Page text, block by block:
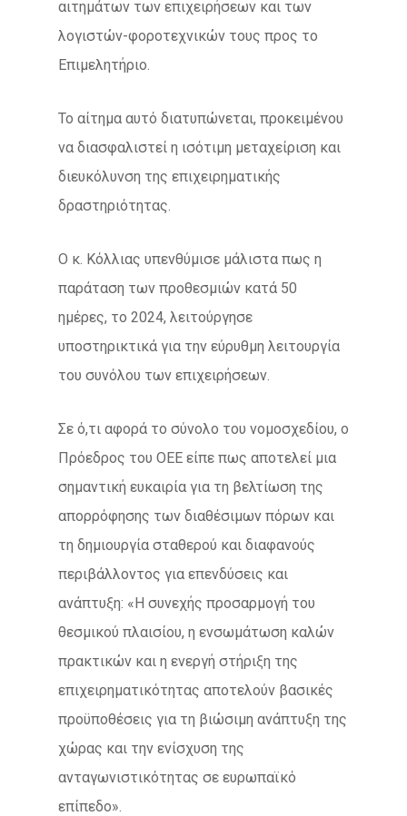
αιτημάτων των επιχειρήσεων και των
λογιστών-φοροτεχνικών τους προς το
Επιμελητήριο.
Το αίτημα αυτό διατυπώνεται, προκειμένου
να διασφαλιστεί η ισότιμη μεταχείριση και
διευκόλυνση της επιχειρηματικής
δραστηριότητας.
Ο κ. Κόλλιας υπενθύμισε μάλιστα πως η
παράταση των προθεσμιών κατά 50
ημέρες, το 2024, λειτούργησε
υποστηρικτικά για την εύρυθμη λειτουργία
του συνόλου των επιχειρήσεων.
Σε ό,τι αφορά το σύνολο του νομοσχεδίου, ο
Πρόεδρος του ΟΕΕ είπε πως αποτελεί μια
σημαντική ευκαιρία για τη βελτίωση της
απορρόφησης των διαθέσιμων πόρων και
τη δημιουργία σταθερού και διαφανούς
περιβάλλοντος για επενδύσεις και
ανάπτυξη: «Η συνεχής προσαρμογή του
θεσμικού πλαισίου, η ενσωμάτωση καλών
πρακτικών και η ενεργή στήριξη της
επιχειρηματικότητας αποτελούν βασικές
προϋποθέσεις για τη βιώσιμη ανάπτυξη της
χώρας και την ενίσχυση της
ανταγωνιστικότητας σε ευρωπαϊκό
επίπεδο».